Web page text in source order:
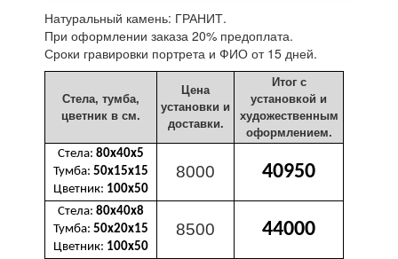
Натуральный камень: ГРАНИТ.
При оформлении заказа 20% предоплата.
Сроки гравировки портрета и ФИО от 15 дней.
Стела, тумба,
цветник в см.
Цена
установки и
доставки.
Итог с
установкой и
художественным
оформлением.
Стела: 80х40х5
Тумба: 50х15х15
Цветник: 100х50
8000 40950
Стела: 80х40х8
Тумба: 50х20х15
Цветник: 100х50
8500 44000